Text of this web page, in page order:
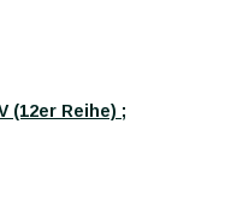
(12er Reihe) ;